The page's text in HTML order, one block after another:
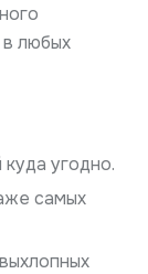
любых
куда угодно.
самых